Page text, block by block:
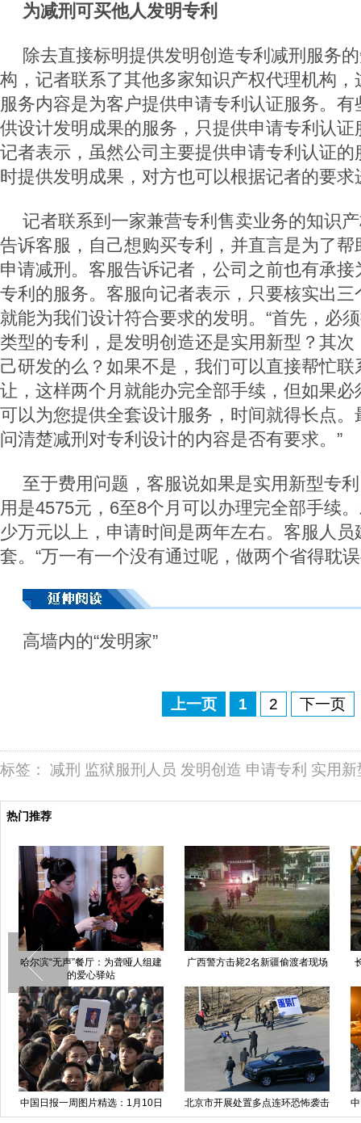
为减刑可买他人发明专利
除去直接标明提供发明创造专利减刑服务
构，记者联系了其他多家知识产权代理机构
服务内容是为客户提供申请专利认证服务。
供设计发明成果的服务，只提供申请专利认
记者表示，虽然公司主要提供申请专利认证
时提供发明成果，对方也可以根据记者的要
记者联系到一家兼营专利售卖业务的知识
告诉客服，自己想购买专利，并直言是为了
申请减刑。客服告诉记者，公司之前也有承
专利的服务。客服向记者表示，只要核实出
就能为我们设计符合要求的发明。“首先，必
类型的专利，是发明创造还是实用新型？其
己研发的么？如果不是，我们可以直接帮忙
让，这样两个月就能办完全部手续，但如果
可以为您提供全套设计服务，时间就得长点
问清楚减刑对专利设计的内容是否有要求。”
至于费用问题，客服说如果是实用新型专
用是4575元，6至8个月可以办理完全部手续
少万元以上，申请时间是两年左右。客服人员
套。“万一有一个没有通过呢，做两个省得耽
高墙内的“发明家”
上一页 1 2 下一页
标签： 减刑 监狱服刑人员 发明创造 申请专利 实用
热门推荐
哈尔滨“无声”餐厅：为聋哑人组建
的爱心驿站
广西警方击毙2名新疆偷渡者现场
中国日报一周图片精选：1月10日
—16日
北京市开展处置多点连环恐怖袭击
实战演练